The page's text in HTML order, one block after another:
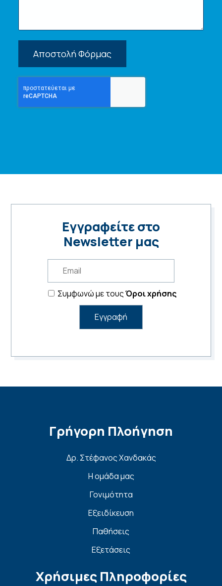
Αποστολή Φόρμας
Εγγραφείτε στο
Newsletter μας
Συμφωνώ με τουςΌροι χρήσης
Γρήγορη Πλοήγηση
Δρ. Στέφανος Χανδακάς
Η ομάδα μας
Γονιμότητα
Εξειδίκευση
Παθήσεις
Εξετάσεις
Χρήσιμες Πληροφορίες